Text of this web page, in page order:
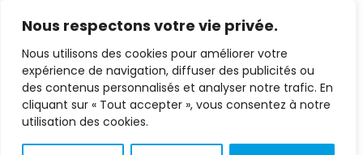
Nous respectons votre vie privée.
Nous utilisons des cookies pour améliorer votre
expérience de navigation, diffuser des publicités ou
des contenus personnalisés et analyser notre trafic. En
cliquant sur « Tout accepter », vous consentez à notre
utilisation des cookies.
Contact
FAQ
Mentions légales